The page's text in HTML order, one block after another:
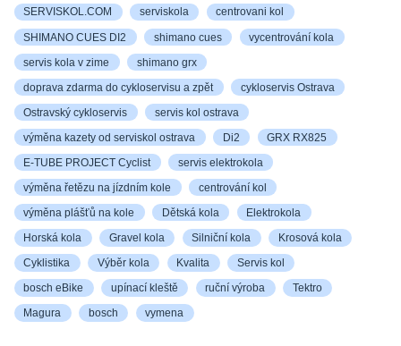
SERVISKOL.COM serviskola centrovani kol
SHIMANO CUES DI2 shimano cues vycentrování kola
servis kola v zime shimano grx
doprava zdarma do cykloservisu a zpět cykloservis Ostrava
Ostravský cykloservis servis kol ostrava
výměna kazety od serviskol ostrava Di2 GRX RX825
E-TUBE PROJECT Cyclist servis elektrokola
výměna řetězu na jízdním kole centrování kol
výměna plášťů na kole Dětská kola Elektrokola
Horská kola Gravel kola Silniční kola Krosová kola
Cyklistika Výběr kola Kvalita Servis kol
bosch eBike upínací kleště ruční výroba Tektro
Magura bosch vymena